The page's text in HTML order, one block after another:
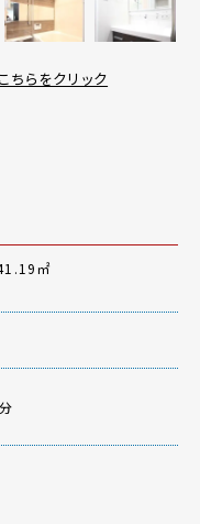
らをクリック
㎡